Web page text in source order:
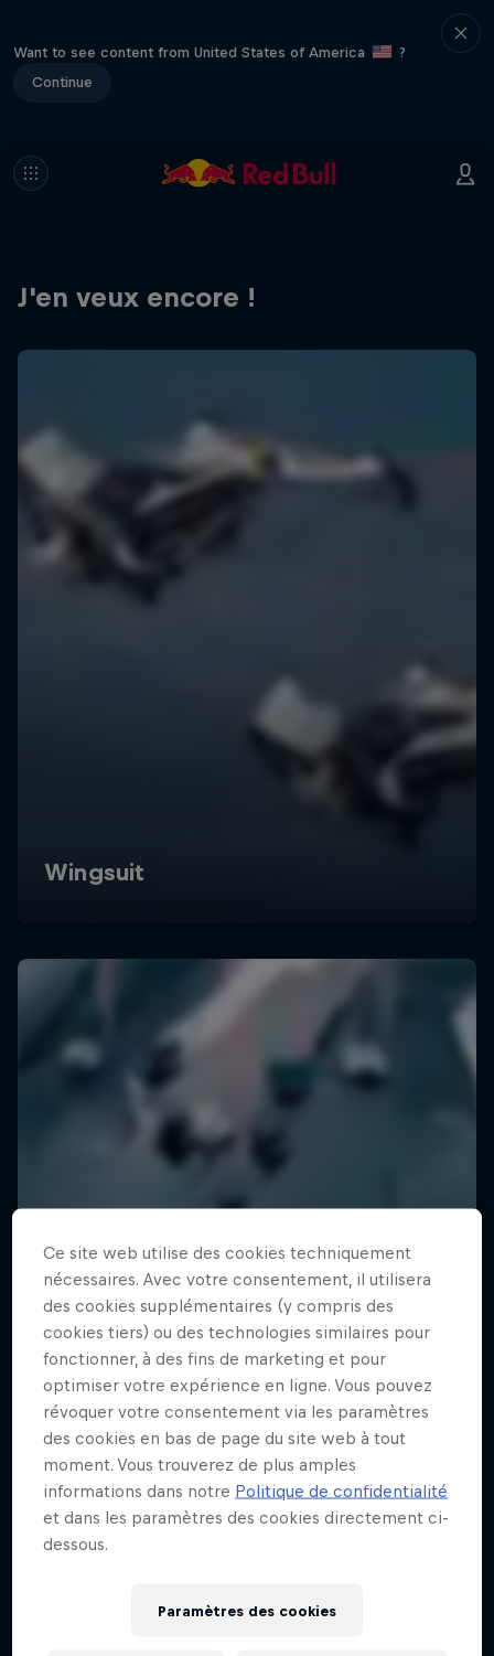
Want to see content from United States of America
?
Continue
J'en veux encore !
Ce site web utilise des cookies techniquement
nécessaires. Avec votre consentement, il utilisera
des cookies supplémentaires (y compris des
cookies tiers) ou des technologies similaires pour
fonctionner, à des fins de marketing et pour
optimiser votre expérience en ligne. Vous pouvez
révoquer votre consentement via les paramètres
des cookies en bas de page du site web à tout
moment. Vous trouverez de plus amples
informations dans notre Politique de confidentialité
et dans les paramètres des cookies directement ci-
dessous.
Paramètres des cookies